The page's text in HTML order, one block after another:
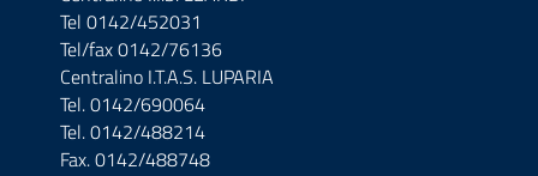
Tel 0142/452031
Tel/fax 0142/76136
Centralino I.T.A.S. LUPARIA
Tel. 0142/690064
Tel. 0142/488214
Fax. 0142/488748